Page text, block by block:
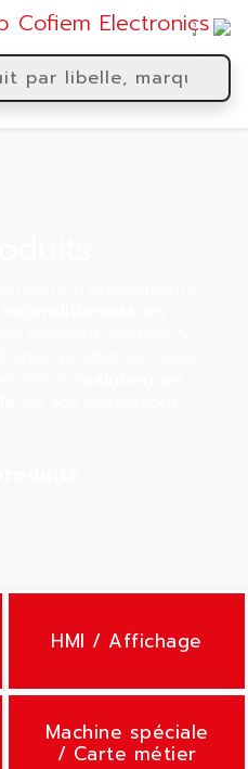
HMI / Affichage
Machine spéciale
/ Carte métier